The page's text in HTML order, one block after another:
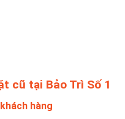
cũ tại Bảo Trì Số 1
hàng